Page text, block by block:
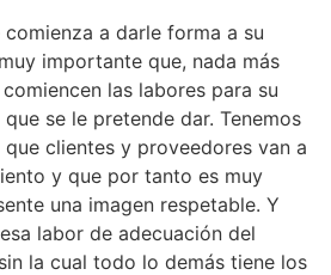
a darle forma a su
importante que, nada más
las labores para su
se le pretende dar. Tenemos
clientes y proveedores van a
y que por tanto es muy
una imagen respetable. Y
labor de adecuación del
la cual todo lo demás tiene los